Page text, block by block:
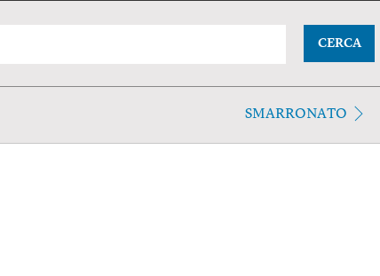
CERCA
SMARRONATO